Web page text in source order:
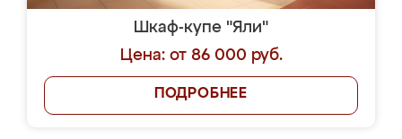
Шкаф-купе "Яли"
Цена: от 86 000 руб.
ПОДРОБНЕЕ